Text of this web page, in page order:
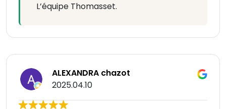
L’équipe Thomasset.
ALEXANDRA chazot
2025.04.10